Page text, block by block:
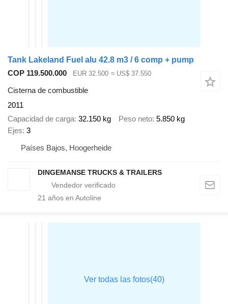
Tank Lakeland Fuel alu 42.8 m3 / 6 comp + pump
COP 119.500.000
EUR 32.500 ≈ US$ 37.550
Cisterna de combustible
2011
Capacidad de carga 32.150 kg Peso neto 5.850 kg
Ejes 3
Países Bajos, Hoogerheide
DINGEMANSE TRUCKS & TRAILERS
21 años en Autoline